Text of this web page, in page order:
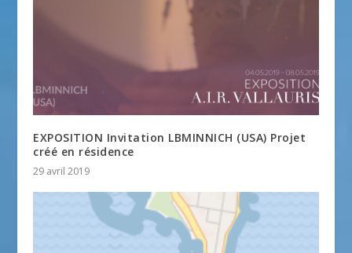
EXPOSITION Invitation LBMINNICH (USA) Projet
créé en résidence
29 avril 2019